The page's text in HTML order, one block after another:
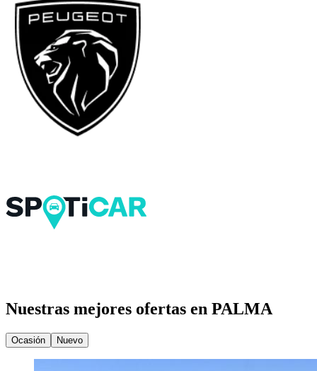
Nuestras mejores ofertas en PALMA
Ocasión Nuevo